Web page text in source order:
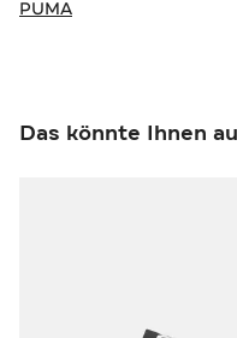
PUMA
Das könnte Ihnen